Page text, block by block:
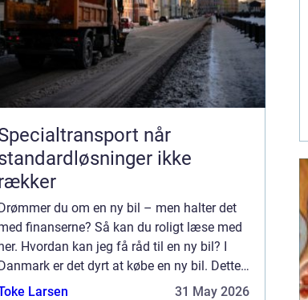
når
ikke
du om en ny bil – men halter det
finanserne? Så kan du roligt læse med
Hvordan kan jeg få råd til en ny bil? I
er det dyrt at købe en ny bil. Dette
at skatter og afgifter, ...
Larsen 31 May 2026